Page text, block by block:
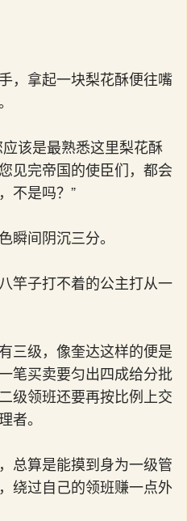
，拿起一块梨花酥便往嘴
该是最熟悉这里梨花酥
完帝国的使臣们，都会
不是吗？”
瞬间阴沉三分。
竿子打不着的公主打从一
三级，像奎达这样的便是
笔买卖要匀出四成给分批
级领班还要再按比例上交
者。
总算是能摸到身为一级管
绕过自己的领班赚一点外